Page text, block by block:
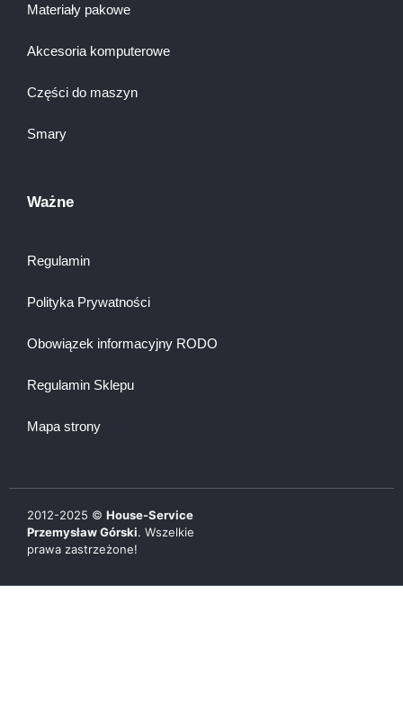
Materiały pakowe
Akcesoria komputerowe
Części do maszyn
Smary
Ważne
Regulamin
Polityka Prywatności
Obowiązek informacyjny RODO
Regulamin Sklepu
Mapa strony
2012-2025 © House-Service
Przemysław Górski. Wszelkie
prawa zastrzeżone!